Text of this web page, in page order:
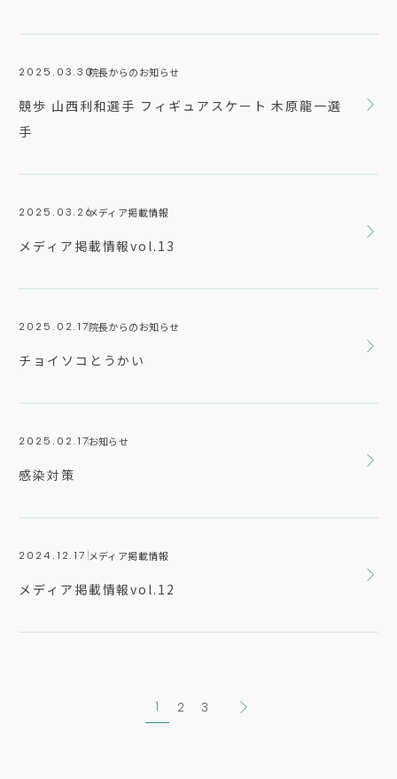
2025.03.30院長からのお知らせ
競歩 山西利和選手 フィギュアスケート 木原龍一選
手
2025.03.26メディア掲載情報
メディア掲載情報vol.13
2025.02.17院長からのお知らせ
チョイソコとうかい
2025.02.17お知らせ
感染対策
2024.12.17 メディア掲載情報
メディア掲載情報vol.12
1 2 3